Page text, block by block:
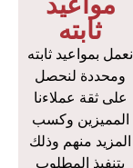
ثابته
نعمل بمواعيد ثابته
ومحددة لنحصل
على ثقة عملاءنا
المميزين وكسب
المزيد منهم وذلك
بتنفيذ المطلوب